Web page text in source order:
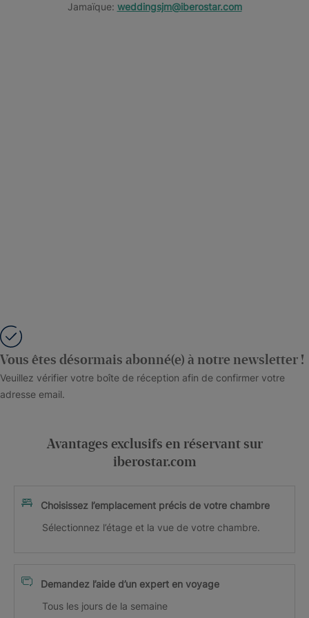
Jamaïque: weddingsjm@iberostar.com
Vous êtes désormais abonné(e) à notre newsletter !
Veuillez vérifier votre boîte de réception afin de confirmer votre
adresse email.
Avantages exclusifs en réservant sur
iberostar.com
Choisissez l’emplacement précis de votre chambre
Sélectionnez l’étage et la vue de votre chambre.
Demandez l’aide d’un expert en voyage
Tous les jours de la semaine